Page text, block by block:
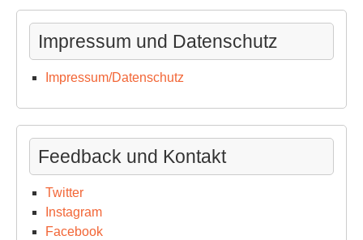
Impressum und Datenschutz
Impressum/Datenschutz
Feedback und Kontakt
Twitter
Instagram
Facebook